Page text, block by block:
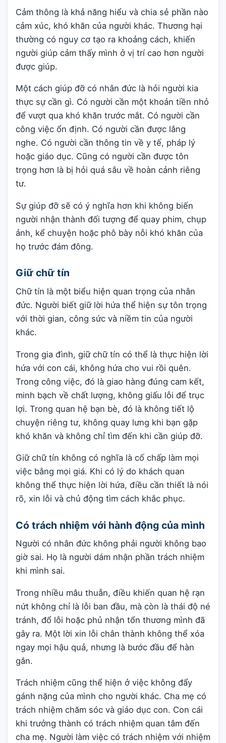
Cảm thông là khả năng hiểu và chia sẻ phần nào
cảm xúc, khó khăn của người khác. Thương hại
thường có nguy cơ tạo ra khoảng cách, khiến
người giúp cảm thấy mình ở vị trí cao hơn người
được giúp.
Một cách giúp đỡ có nhân đức là hỏi người kia
thực sự cần gì. Có người cần một khoản tiền nhỏ
để vượt qua khó khăn trước mắt. Có người cần
công việc ổn định. Có người cần được lắng
nghe. Có người cần thông tin về y tế, pháp lý
hoặc giáo dục. Cũng có người cần được tôn
trọng hơn là bị hỏi quá sâu về hoàn cảnh riêng
tư.
Sự giúp đỡ sẽ có ý nghĩa hơn khi không biến
người nhận thành đối tượng để quay phim, chụp
ảnh, kể chuyện hoặc phô bày nỗi khó khăn của
họ trước đám đông.
Giữ chữ tín
Chữ tín là một biểu hiện quan trọng của nhân
đức. Người biết giữ lời hứa thể hiện sự tôn trọng
với thời gian, công sức và niềm tin của người
khác.
Trong gia đình, giữ chữ tín có thể là thực hiện lời
hứa với con cái, không hứa cho vui rồi quên.
Trong công việc, đó là giao hàng đúng cam kết,
minh bạch về chất lượng, không giấu lỗi để trục
lợi. Trong quan hệ bạn bè, đó là không tiết lộ
chuyện riêng tư, không quay lưng khi bạn gặp
khó khăn và không chỉ tìm đến khi cần giúp đỡ.
Giữ chữ tín không có nghĩa là cố chấp làm mọi
việc bằng mọi giá. Khi có lý do khách quan
không thể thực hiện lời hứa, điều cần thiết là nói
rõ, xin lỗi và chủ động tìm cách khắc phục.
Có trách nhiệm với hành động của mình
Người có nhân đức không phải người không bao
giờ sai. Họ là người dám nhận phần trách nhiệm
khi mình sai.
Trong nhiều mâu thuẫn, điều khiến quan hệ rạn
nứt không chỉ là lỗi ban đầu, mà còn là thái độ né
tránh, đổ lỗi hoặc phủ nhận tổn thương mình đã
gây ra. Một lời xin lỗi chân thành không thể xóa
ngay mọi hậu quả, nhưng là bước đầu để hàn
gắn.
Trách nhiệm cũng thể hiện ở việc không đẩy
gánh nặng của mình cho người khác. Cha mẹ có
trách nhiệm chăm sóc và giáo dục con. Con cái
khi trưởng thành có trách nhiệm quan tâm đến
cha mẹ. Người làm việc có trách nhiệm với nhiệm